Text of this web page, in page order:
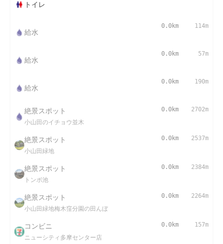
トイレ
給水
0.0km 114m
給水
0.0km 57m
給水
0.0km 190m
絶景スポット
小山田のイチョウ並木
0.0km 2702m
絶景スポット
小山田緑地
0.0km 2537m
絶景スポット
トンボ池
0.0km 2384m
絶景スポット
小山田緑地梅木窪分園の田んぼ
0.0km 2264m
コンビニ
ニューシティ多摩センター店
0.0km 157m